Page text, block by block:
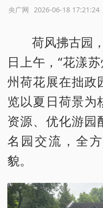
2026-06-18 17:21:24
央广网
荷风拂古园
日上午，“花漾
州荷花展在拙政
览以夏日荷景为
资源、优化游园
名园交流，全
貌。